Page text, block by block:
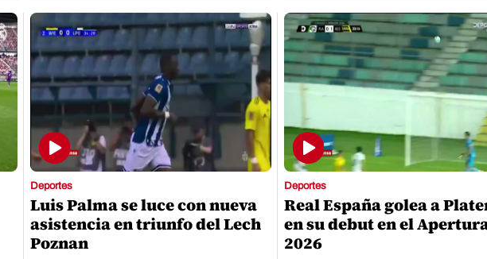
Deportes
Luis Palma se luce con nueva
asistencia en triunfo del Lech
Poznan
Deportes
Real España golea a
en su debut en el
2026